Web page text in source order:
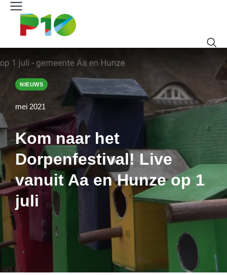
NIEUWS
mei 2021
Kom naar het
Dorpenfestival! Live
vanuit Aa en Hunze op 1
juli